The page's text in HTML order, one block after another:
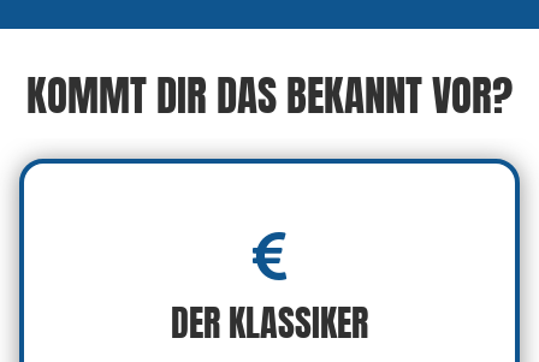
KOMMT DIR DAS BEKANNT VOR?
DER KLASSIKER